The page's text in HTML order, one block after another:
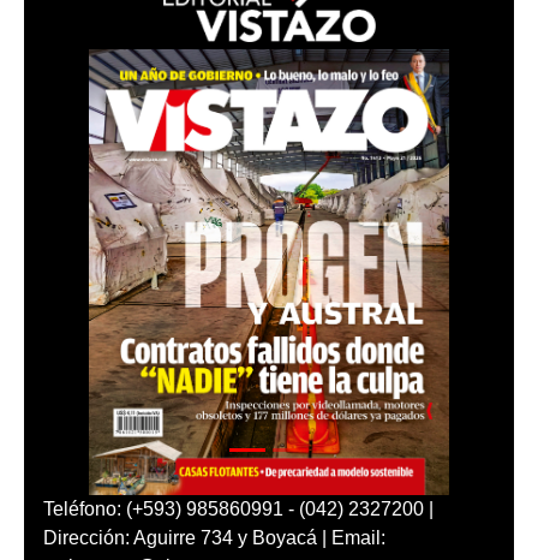
Teléfono: (+593) 985860991 - (042) 2327200 |
Dirección: Aguirre 734 y Boyacá | Email: